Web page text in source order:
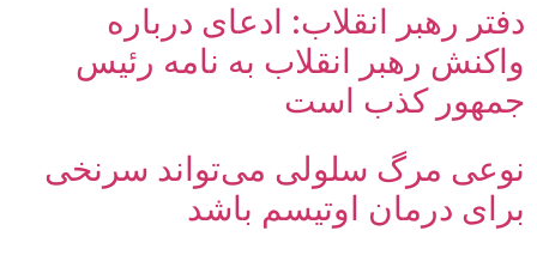
دفتر رهبر انقلاب: ادعای درباره
واکنش رهبر انقلاب به نامه رئیس
جمهور کذب است
نوعی مرگ سلولی می‌تواند سرنخی
برای درمان اوتیسم باشد